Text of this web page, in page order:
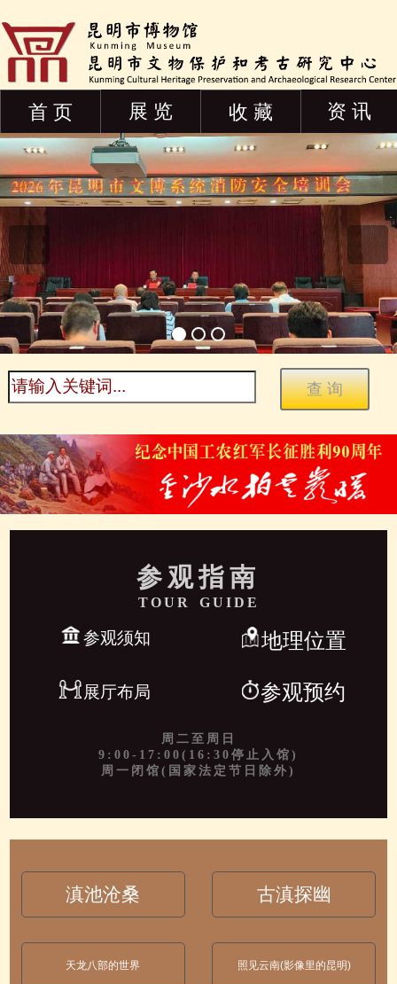
首 页 展 览 收 藏 资 讯
参观指南
TOUR GUIDE
参观须知 地理位置
展厅布局 参观预约
周二至周日
9:00-17:00(16:30停止入馆)
周一闭馆(国家法定节日除外)
滇池沧桑 古滇探幽
天龙八部的世界 照见云南(影像里的昆明)